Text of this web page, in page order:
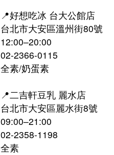
📍好想吃冰 台大公館店
台北市大安區溫州街80號
12:00–20:00
02-2366-0115
全素/奶蛋素
📍二吉軒豆乳 麗水店
台北市大安區麗水街8號
09:00–21:00
02-2358-1198
全素